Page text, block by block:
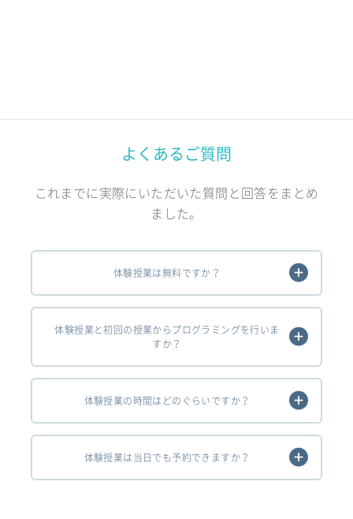
よくあるご質問
これまでに実際にいただいた質問と回答をまとめ
ました。
体験授業は無料ですか？
体験授業と初回の授業からプログラミングを行いま
すか？
体験授業の時間はどのぐらいですか？
体験授業は当日でも予約できますか？